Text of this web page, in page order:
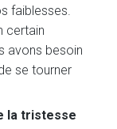
faiblesses.
certain
avons besoin
se tourner
la tristesse